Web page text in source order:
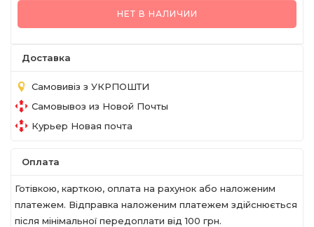
НЕТ В НАЛИЧИИ
Доставка
Самовивіз з УКРПОШТИ
Самовывоз из Новой Почты
Курьер Новая почта
Оплата
Готівкою, карткою, оплата на рахунок або наложеним
платежем. Відправка наложеним платежем здійснюється
після мінімальної передоплати вiд 100 грн.